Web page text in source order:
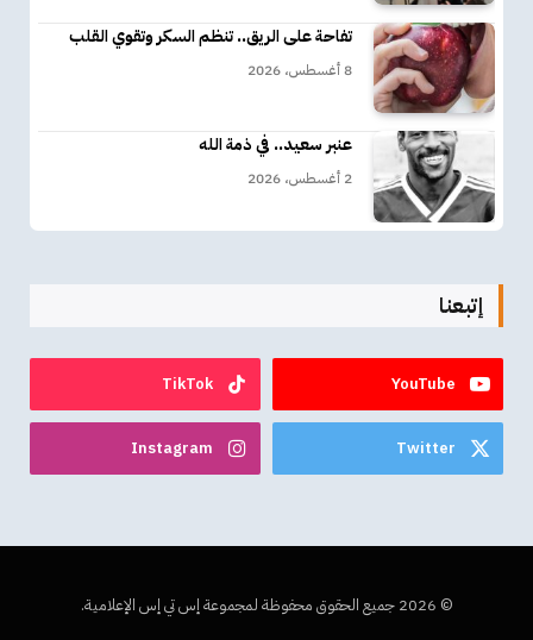
تفاحة على الريق.. تنظم السكر وتقوي القلب
8 أغسطس، 2026
عنبر سعيد.. في ذمة الله
2 أغسطس، 2026
إتبعنا
YouTube
TikTok
Twitter
Instagram
© 2026 جميع الحقوق محفوظة لمجموعة إس تي إس الإعلامية.